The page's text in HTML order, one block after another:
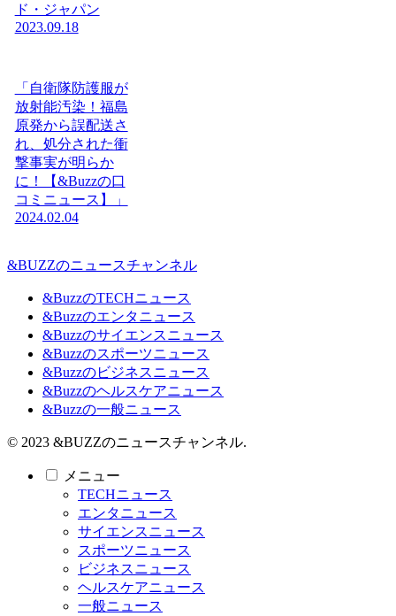
ド・ジャパン
2023.09.18
「自衛隊防護服が
放射能汚染！福島
原発から誤配送さ
れ、処分された衝
撃事実が明らか
に！【&Buzzの口
コミニュース】」
2024.02.04
&BUZZのニュースチャンネル
&BuzzのTECHニュース
&Buzzのエンタニュース
&Buzzのサイエンスニュース
&Buzzのスポーツニュース
&Buzzのビジネスニュース
&Buzzのヘルスケアニュース
&Buzzの一般ニュース
© 2023 &BUZZのニュースチャンネル.
メニュー
TECHニュース
エンタニュース
サイエンスニュース
スポーツニュース
ビジネスニュース
ヘルスケアニュース
一般ニュース